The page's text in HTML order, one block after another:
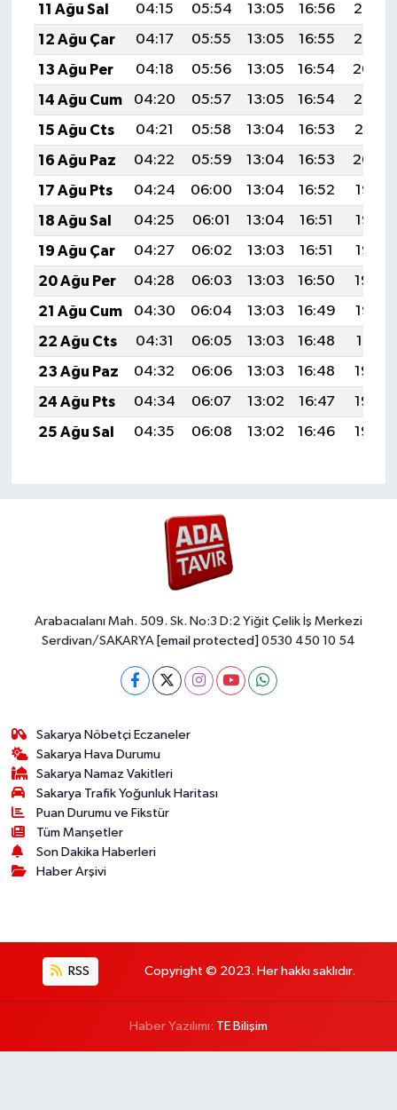
11 Ağu Sal
04:15 05:54 13:05 16:56
20:06
12 Ağu Çar
04:17 05:55 13:05 16:55
20:05
13 Ağu Per
04:18 05:56 13:05 16:54
20:04
14 Ağu Cum
04:20 05:57 13:05 16:54
20:02
15 Ağu Cts
04:21 05:58 13:04 16:53
20:01
16 Ağu Paz
04:22 05:59 13:04 16:53
20:00
17 Ağu Pts
04:24 06:00 13:04 16:52
19:58
18 Ağu Sal
04:25 06:01 13:04 16:51
19:57
19 Ağu Çar
04:27 06:02 13:03 16:51
19:55
20 Ağu Per
04:28 06:03 13:03 16:50
19:54
21 Ağu Cum
04:30 06:04 13:03 16:49
19:52
22 Ağu Cts
04:31 06:05 13:03 16:48
19:51
23 Ağu Paz
04:32 06:06 13:03 16:48
19:50
24 Ağu Pts
04:34 06:07 13:02 16:47
19:48
25 Ağu Sal
04:35 06:08 13:02 16:46 19:46
Arabacıalanı Mah. 509. Sk. No:3 D:2 Yiğit Çelik İş Merkezi
Serdivan/SAKARYA [email protected] 0530 450 10 54
Sakarya Nöbetçi Eczaneler
Sakarya Hava Durumu
Sakarya Namaz Vakitleri
Sakarya Trafik Yoğunluk Haritası
Puan Durumu ve Fikstür
Tüm Manşetler
Son Dakika Haberleri
Haber Arşivi
RSS Copyright © 2023. Her hakkı saklıdır.
Haber Yazılımı: TE Bilişim